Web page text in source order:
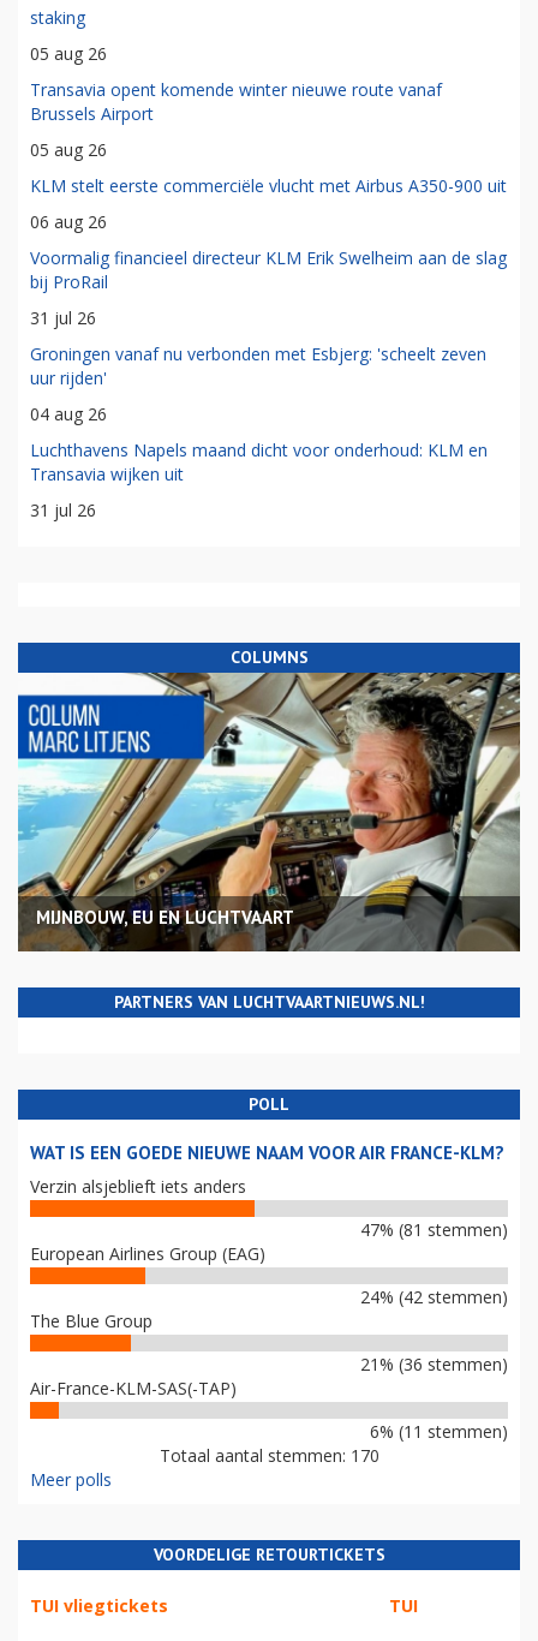
staking
05 aug 26
Transavia opent komende winter nieuwe route vanaf
Brussels Airport
05 aug 26
KLM stelt eerste commerciële vlucht met Airbus A350-900 uit
06 aug 26
Voormalig financieel directeur KLM Erik Swelheim aan de slag
bij ProRail
31 jul 26
Groningen vanaf nu verbonden met Esbjerg: 'scheelt zeven
uur rijden'
04 aug 26
Luchthavens Napels maand dicht voor onderhoud: KLM en
Transavia wijken uit
31 jul 26
COLUMNS
MIJNBOUW, EU EN LUCHTVAART
PARTNERS VAN LUCHTVAARTNIEUWS.NL!
POLL
WAT IS EEN GOEDE NIEUWE NAAM VOOR AIR FRANCE-KLM?
Verzin alsjeblieft iets anders
47% (81 stemmen)
European Airlines Group (EAG)
24% (42 stemmen)
The Blue Group
21% (36 stemmen)
Air-France-KLM-SAS(-TAP)
6% (11 stemmen)
Totaal aantal stemmen: 170
Meer polls
VOORDELIGE RETOURTICKETS
TUI vliegtickets TUI